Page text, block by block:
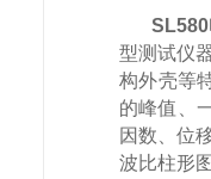
SL580
型测试仪
构外壳等
的峰值、
因数、位
波比柱形